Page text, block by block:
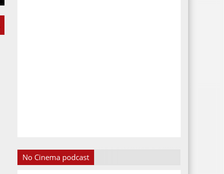
No Cinema podcast